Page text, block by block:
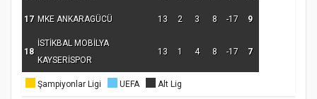
17 MKE ANKARAGÜCÜ 13 2 3 8 -17 9
18
İSTİKBAL MOBİLYA
KAYSERİSPOR
13 1 4 8 -17 7
Şampiyonlar Ligi UEFA Alt Lig